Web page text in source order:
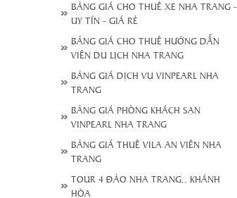
BẢNG GIÁ CHO THUÊ XE NHA TRANG -
UY TÍN - GIÁ RẺ
BẢNG GIÁ CHO THUÊ HƯỚNG DẪN
VIÊN DU LỊCH NHA TRANG
BẢNG GIÁ DỊCH VỤ VINPEARL NHA
TRANG
BẢNG GIÁ PHÒNG KHÁCH SẠN
VINPEARL NHA TRANG
BẢNG GIÁ THUÊ VILA AN VIÊN NHA
TRANG
TOUR 4 ĐẢO NHA TRANG,, KHÁNH
HÒA